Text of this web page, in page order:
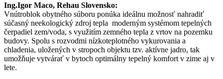
Ing.Igor Maco, Rehau Slovensko:
Vnútroblok obytného súboru ponúka ideálnu možnosť nahradiť
súčasný neekologický zdroj tepla moderným systémom tepelných
čerpadiel zem/voda, s využitím zemného tepla z vrtov na pozemku
budovy. Spolu s rozvodmi nízkoteplotného vykurovania a
chladenia, uložených v stropoch objektu tzv. aktívne jadro, tak
umožňuje vytvárať v bytoch optimálny tepelný komfort v zime aj v
lete.